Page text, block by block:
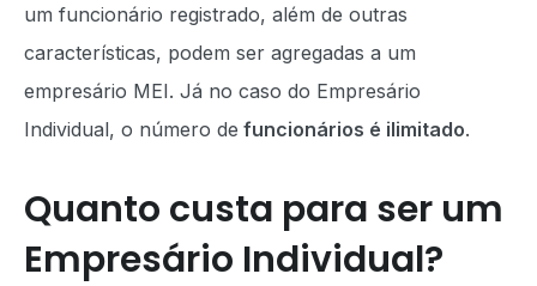
um funcionário registrado, além de outras
características, podem ser agregadas a um
empresário MEI. Já no caso do Empresário
Individual, o número de funcionários é ilimitado.
Quanto custa para ser um
Empresário Individual?